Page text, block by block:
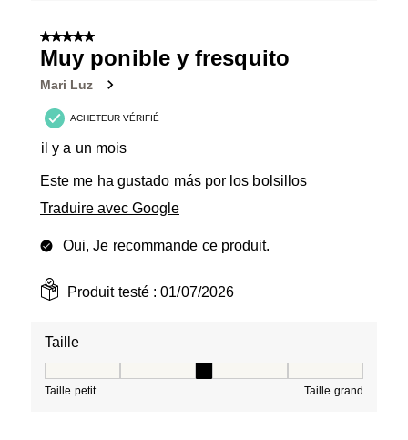
5 sur 5 étoiles.
Muy ponible y fresquito
Mari Luz
ACHETEUR VÉRIFIÉ
il y a un mois
Este me ha gustado más por los bolsillos
Traduire avec Google
Oui, Je recommande ce produit.
Produit testé :01/07/2026
Taille
Taille petit Taille grand